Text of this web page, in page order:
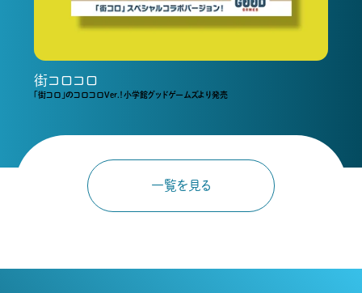
街コロコロ
「街コロ」のコロコロVer.！小学館グッドゲームズより発売
一覧を見る